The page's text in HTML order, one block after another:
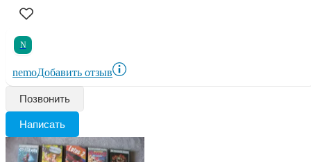
N
nemoДобавить отзыв
Позвонить
Написать